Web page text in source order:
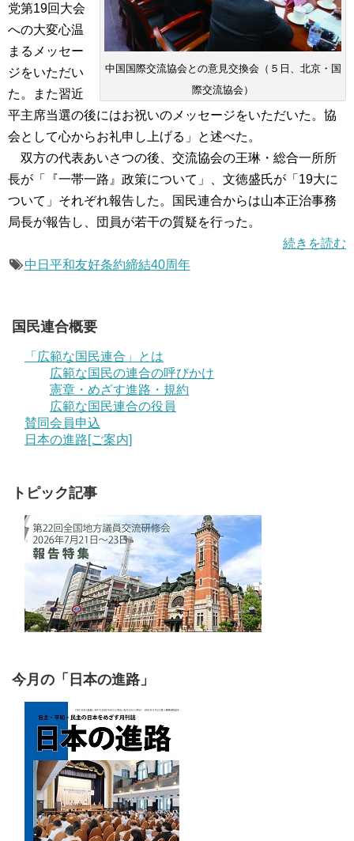
中国国際交流協会との意見交換会（５日、北京・国
際交流協会）
党第19回大会
への大変心温
まるメッセー
ジをいただい
た。また習近
平主席当選の後にはお祝いのメッセージをいただいた。協
会として心からお礼申し上げる」と述べた。
双方の代表あいさつの後、交流協会の王琳・総合一所所
長が「『一帯一路』政策について」、文徳盛氏が「19大に
ついて」それぞれ報告した。国民連合からは山本正治事務
局長が報告し、団員が若干の質疑を行った。
続きを読む
中日平和友好条約締結40周年
国民連合概要
「広範な国民連合」とは
広範な国民の連合の呼びかけ
憲章・めざす進路・規約
広範な国民連合の役員
賛同会員申込
日本の進路[ご案内]
トピック記事
今月の「日本の進路」